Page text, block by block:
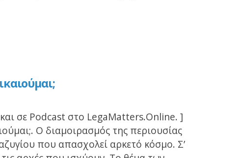
σε Podcast στο LegaMatters.Online. ]
Ο διαμοιρασμός της περιουσίας
που απασχολεί αρκετό κόσμο. Σ’